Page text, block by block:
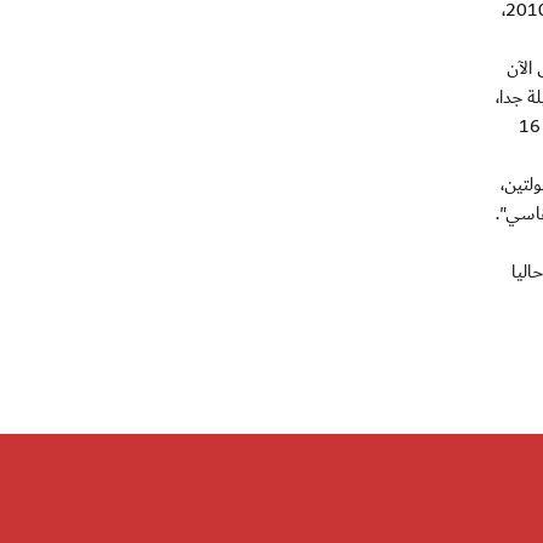
وكان مارادونا الذي مني بالهزيمة الأقسى له كمدرب منذ خسارة منتخب الأرجنتين أمام بوليفيا 1-6 في لاباز عام 2009 في تصفيات مونديال 2010،
جدا،
لكن قد تكون جرس إنذار يجب التنبه له قبل انطلاق مباريات الدوري الأهم". يلعب الوصل مع الشارقة في الجولة الأولى من الدوري الإماراتي في 16